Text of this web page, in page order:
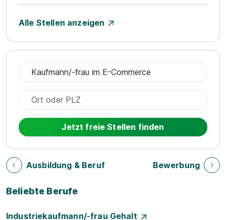
Alle Stellen anzeigen
Jetzt freie Stellen finden
Ausbildung & Beruf Bewerbung
Beliebte Berufe
Industriekaufmann/-frau Gehalt